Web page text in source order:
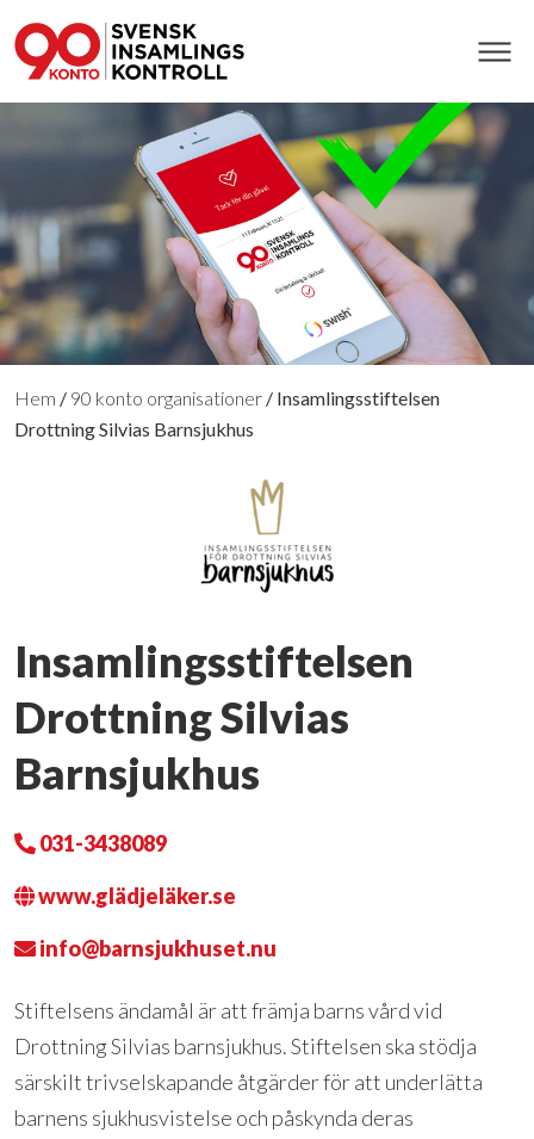
Hem / 90 konto organisationer / Insamlingsstiftelsen
Drottning Silvias Barnsjukhus
Insamlingsstiftelsen
Drottning Silvias
Barnsjukhus
031-3438089
www.glädjeläker.se
info@barnsjukhuset.nu
Stiftelsens ändamål är att främja barns vård vid
Drottning Silvias barnsjukhus. Stiftelsen ska stödja
särskilt trivselskapande åtgärder för att underlätta
barnens sjukhusvistelse och påskynda deras